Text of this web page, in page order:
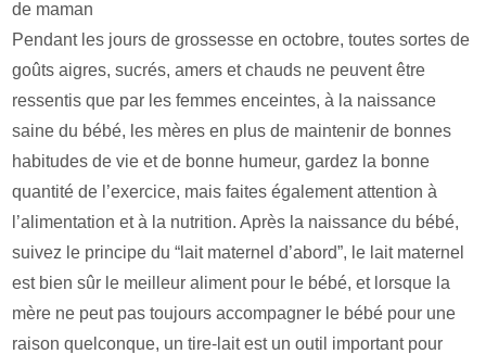
de maman
Pendant les jours de grossesse en octobre, toutes sortes de
goûts aigres, sucrés, amers et chauds ne peuvent être
ressentis que par les femmes enceintes, à la naissance
saine du bébé, les mères en plus de maintenir de bonnes
habitudes de vie et de bonne humeur, gardez la bonne
quantité de l’exercice, mais faites également attention à
l’alimentation et à la nutrition. Après la naissance du bébé,
suivez le principe du “lait maternel d’abord”, le lait maternel
est bien sûr le meilleur aliment pour le bébé, et lorsque la
mère ne peut pas toujours accompagner le bébé pour une
raison quelconque, un tire-lait est un outil important pour